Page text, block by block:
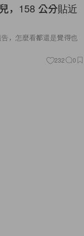
，158 公分貼近
，怎麼看都還是覺得也
232 0